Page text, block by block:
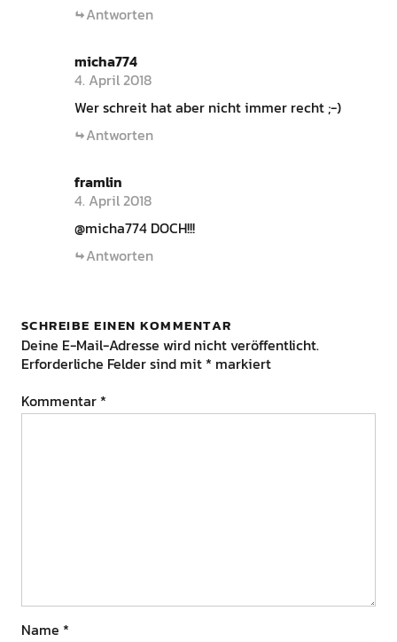
Antworten
micha774
4. April 2018
Wer schreit hat aber nicht immer recht ;-)
Antworten
framlin
4. April 2018
@micha774 DOCH!!!
Antworten
SCHREIBE EINEN KOMMENTAR
Deine E-Mail-Adresse wird nicht veröffentlicht.
Erforderliche Felder sind mit * markiert
Kommentar *
Name *